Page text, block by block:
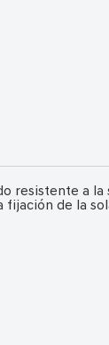
resistente a la
de la